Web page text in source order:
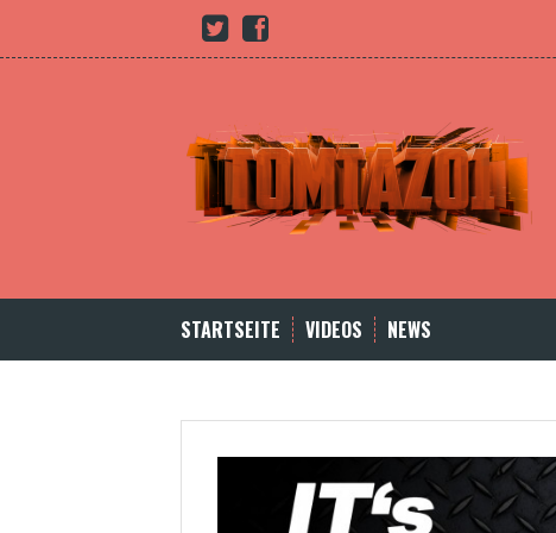
content
Youtube
twitterFacebook
STARTSEITE VIDEOS NEWS